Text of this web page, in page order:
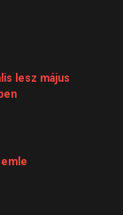
lesz május